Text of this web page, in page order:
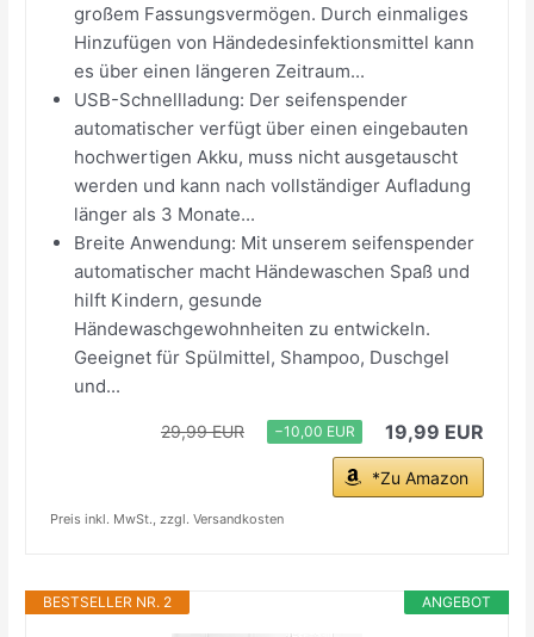
großem Fassungsvermögen. Durch einmaliges
Hinzufügen von Händedesinfektionsmittel kann
es über einen längeren Zeitraum...
USB-Schnellladung: Der seifenspender
automatischer verfügt über einen eingebauten
hochwertigen Akku, muss nicht ausgetauscht
werden und kann nach vollständiger Aufladung
länger als 3 Monate...
Breite Anwendung: Mit unserem seifenspender
automatischer macht Händewaschen Spaß und
hilft Kindern, gesunde
Händewaschgewohnheiten zu entwickeln.
Geeignet für Spülmittel, Shampoo, Duschgel
und...
29,99 EUR −10,00 EUR 19,99 EUR
*Zu Amazon
Preis inkl. MwSt., zzgl. Versandkosten
ANGEBOT
BESTSELLER NR. 2